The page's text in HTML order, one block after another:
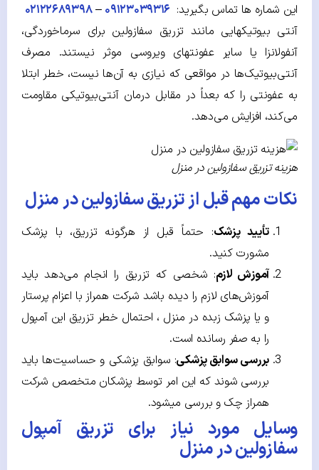
این شماره ها تماس بگیرید: ۰۹۱۲۳۰۳۹۳۱۶ –۰۲۱۲۲۶۸۹۳۹۸
آنتی بیوتیک­هایی مانند تزریق سفازولین برای سرماخوردگی،
آنفولانزا یا سایر عفونت­های ویروسی موثر نیستند. مصرف
آنتی‌بیوتیک‌ها در مواقعی که نیازی به آن‌ها نیست، خطر ابتلا
به عفونتی را که بعداً در مقابل درمان آنتی‌بیوتیکی مقاومت
می‌کند، افزایش می‌دهد.
هزینه تزریق سفازولین در منزل
نکات مهم قبل از تزریق سفازولین در منزل
تأیید پزشک: حتماً قبل از هرگونه تزریق، با پزشک
مشورت کنید.
آموزش لازم: شخصی که تزریق را انجام می‌دهد باید
آموزش‌های لازم را دیده باشد شرکت همراز با اعزام پرستار
و یا پزشک زبده در منزل ، احتمال خطر تزریق این آمپول
را به صفر رسانده است.
بررسی سوابق پزشکی: سوابق پزشکی و حساسیت‌ها باید
بررسی شوند که این امر توسط پزشکان متخصص شرکت
همراز چک و بررسی می­شود.
وسایل مورد نیاز برای تزریق آمپول
سفازولین در منزل